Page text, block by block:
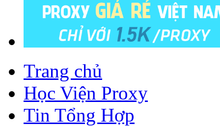
Trang chủ
Học Viện Proxy
Tin Tổng Hợp